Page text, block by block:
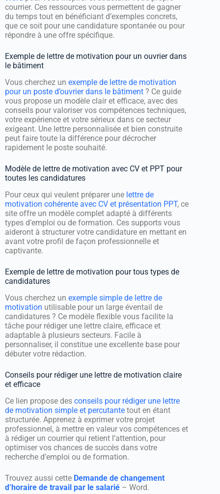
courrier. Ces ressources vous permettent de gagner
du temps tout en bénéficiant d’exemples concrets,
que ce soit pour une candidature spontanée ou pour
répondre à une offre spécifique.
Exemple de lettre de motivation pour un ouvrier dans
le bâtiment
Vous cherchez un exemple de lettre de motivation
pour un poste d’ouvrier dans le bâtiment ? Ce guide
vous propose un modèle clair et efficace, avec des
conseils pour valoriser vos compétences techniques,
votre expérience et votre sérieux dans ce secteur
exigeant. Une lettre personnalisée et bien construite
peut faire toute la différence pour décrocher
rapidement le poste souhaité.
Modèle de lettre de motivation avec CV et PPT pour
toutes les candidatures
Pour ceux qui veulent préparer une lettre de
motivation cohérente avec CV et présentation PPT, ce
site offre un modèle complet adapté à différents
types d’emploi ou de formation. Ces supports vous
aideront à structurer votre candidature en mettant en
avant votre profil de façon professionnelle et
captivante.
Exemple de lettre de motivation pour tous types de
candidatures
Vous cherchez un exemple simple de lettre de
motivation utilisable pour un large éventail de
candidatures ? Ce modèle flexible vous facilite la
tâche pour rédiger une lettre claire, efficace et
adaptable à plusieurs secteurs. Facile à
personnaliser, il constitue une excellente base pour
débuter votre rédaction.
Conseils pour rédiger une lettre de motivation claire
et efficace
Ce lien propose des conseils pour rédiger une lettre
de motivation simple et percutante tout en étant
structurée. Apprenez à exprimer votre projet
professionnel, à mettre en valeur vos compétences et
à rédiger un courrier qui retient l’attention, pour
optimiser vos chances de succès dans votre
recherche d’emploi ou de formation.
Trouvez aussi cette Demande de changement
d’horaire de travail par le salarié – Word.